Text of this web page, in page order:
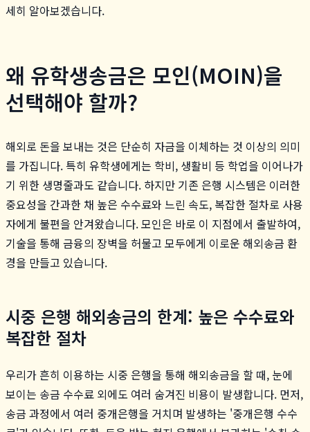
세히 알아보겠습니다.
왜 유학생송금은 모인(MOIN)을
선택해야 할까?
해외로 돈을 보내는 것은 단순히 자금을 이체하는 것 이상의 의미
를 가집니다. 특히 유학생에게는 학비, 생활비 등 학업을 이어나가
기 위한 생명줄과도 같습니다. 하지만 기존 은행 시스템은 이러한
중요성을 간과한 채 높은 수수료와 느린 속도, 복잡한 절차로 사용
자에게 불편을 안겨왔습니다. 모인은 바로 이 지점에서 출발하여,
기술을 통해 금융의 장벽을 허물고 모두에게 이로운 해외송금 환
경을 만들고 있습니다.
시중 은행 해외송금의 한계: 높은 수수료와
복잡한 절차
우리가 흔히 이용하는 시중 은행을 통해 해외송금을 할 때, 눈에
보이는 송금 수수료 외에도 여러 숨겨진 비용이 발생합니다. 먼저,
송금 과정에서 여러 중개은행을 거치며 발생하는 '중개은행 수수